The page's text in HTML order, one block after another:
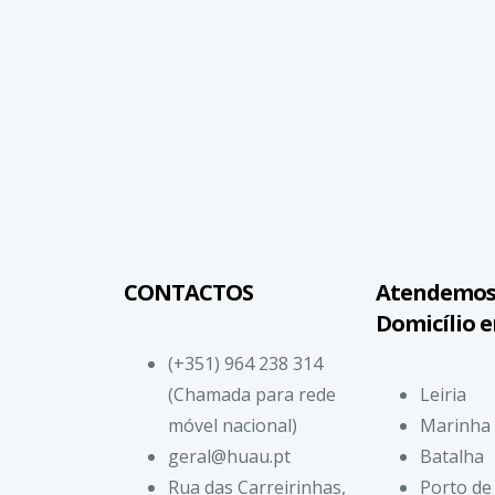
CONTACTOS
(+351) 964 238 314
(Chamada para rede
móvel nacional)
geral@huau.pt
Rua das Carreirinhas,
Domicílio
Leiria
Marinha
Batalha
Porto